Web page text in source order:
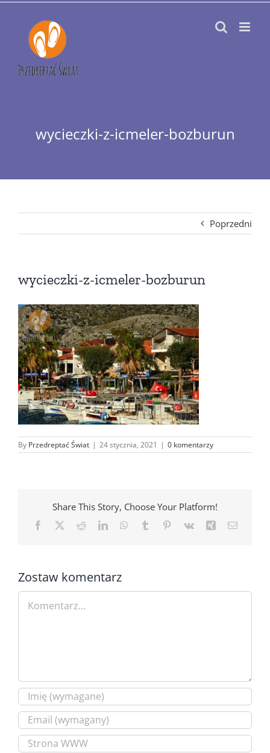
Przejdź
zawartości
wycieczki-z-icmeler-bozburun
Poprzedni
wycieczki-z-icmeler-bozburun
By Przedreptać Świat | 24 stycznia, 2021 | 0 komentarzy
Share This Story, Choose Your Platform!
Facebook RedditLinkedInWhatsApp
Tumblr Pinterest
Vk Xing Email
Zostaw komentarz
Comment